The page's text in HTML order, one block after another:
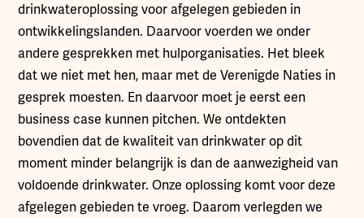
drinkwateroplossing voor afgelegen gebieden in
ontwikkelingslanden. Daarvoor voerden we onder
andere gesprekken met hulporganisaties. Het bleek
dat we niet met hen, maar met de Verenigde Naties in
gesprek moesten. En daarvoor moet je eerst een
business case kunnen pitchen. We ontdekten
bovendien dat de kwaliteit van drinkwater op dit
moment minder belangrijk is dan de aanwezigheid van
voldoende drinkwater. Onze oplossing komt voor deze
afgelegen gebieden te vroeg. Daarom verlegden we